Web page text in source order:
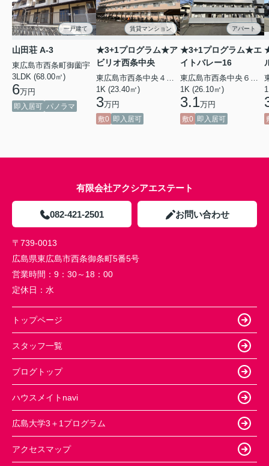
一戸建て
山田荘 A-3
東広島市西条町御薗宇
3LDK (68.00㎡)
6万円
即入居可 パノラマ
賃貸マンション
★3+1プログラム★ア
ビリオ西条中央
東広島市西条中央４丁目
1K (23.40㎡)
3万円
敷0 即入居可
アパート
★3+1プログラム★エ
イトバレー16
東広島市西条中央６丁目
1K (26.10㎡)
3.1万円
敷0 即入居可
有限会社アクシアエステート
082-421-2501 お問い合わせ
〒739-0013
広島県東広島市西条御条町5番5号
営業時間： 9：30～18：00
定休日： 水
トップページ
スタッフ一覧
ブログトップ
ハウスメイトnavi
広島大学3＋1プログラム
アクセスマップ